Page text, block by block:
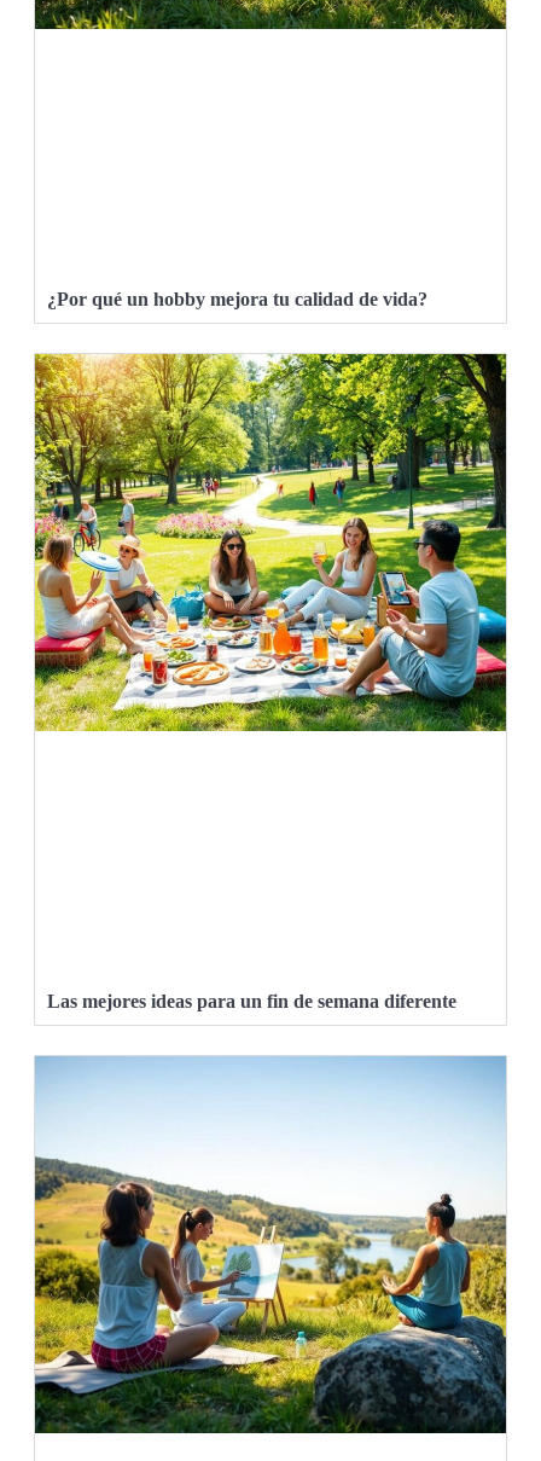
¿Por qué un hobby mejora tu calidad de vida?
Las mejores ideas para un fin de semana diferente